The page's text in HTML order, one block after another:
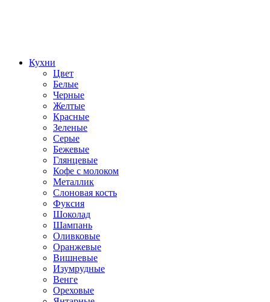
Кухни
Цвет
Белые
Черные
Желтые
Красные
Зеленые
Серые
Бежевые
Глянцевые
Кофе с молоком
Металлик
Слоновая кость
Фуксия
Шоколад
Шампань
Оливковые
Оранжевые
Вишневые
Изумрудные
Венге
Ореховые